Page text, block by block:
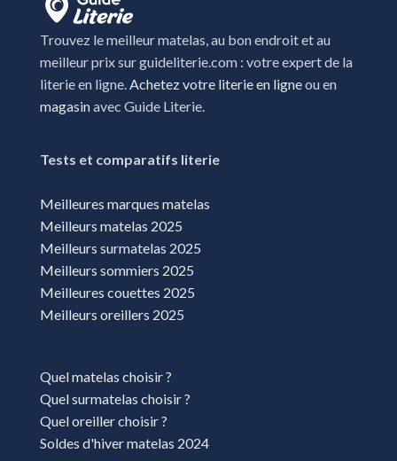
Trouvez le meilleur matelas, au bon endroit et au
meilleur prix sur guideliterie.com : votre expert de la
literie en ligne. Achetez votre literie en ligneou en
magasinavec Guide Literie.
Tests et comparatifs literie
Meilleures marques matelas
Meilleurs matelas 2025
Meilleurs surmatelas 2025
Meilleurs sommiers 2025
Meilleures couettes 2025
Meilleurs oreillers 2025
Quel matelas choisir ?
Quel surmatelas choisir ?
Quel oreiller choisir ?
Soldes d'hiver matelas 2024